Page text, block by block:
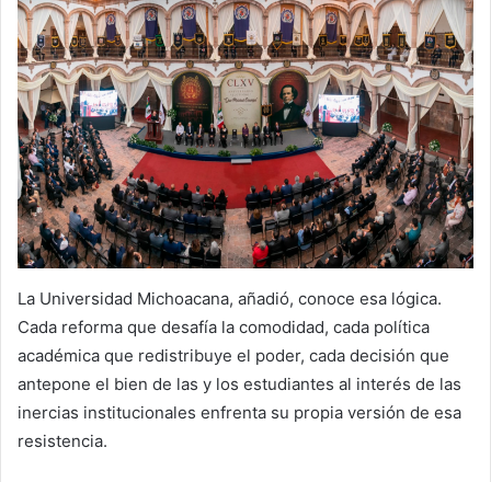
La Universidad Michoacana, añadió, conoce esa lógica.
Cada reforma que desafía la comodidad, cada política
académica que redistribuye el poder, cada decisión que
antepone el bien de las y los estudiantes al interés de las
inercias institucionales enfrenta su propia versión de esa
resistencia.